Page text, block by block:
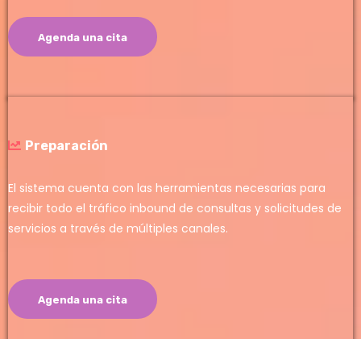
Agenda una cita
Preparación
El sistema cuenta con las herramientas necesarias para
recibir todo el tráfico inbound de consultas y solicitudes de
servicios a través de múltiples canales.
Agenda una cita